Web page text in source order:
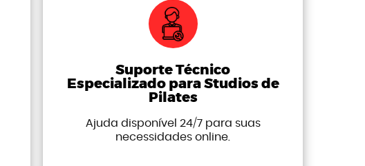
Suporte Técnico
Especializado para Studios de
Pilates
Ajuda disponível 24/7 para suas
necessidades online.